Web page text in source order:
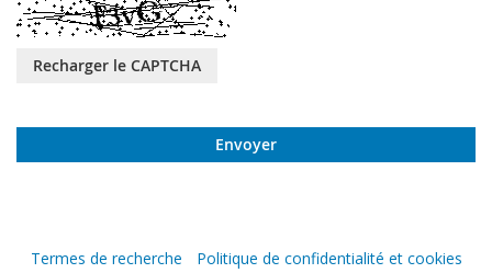
Recharger le CAPTCHA
Envoyer
Termes de recherche
Politique de confidentialité et cookies